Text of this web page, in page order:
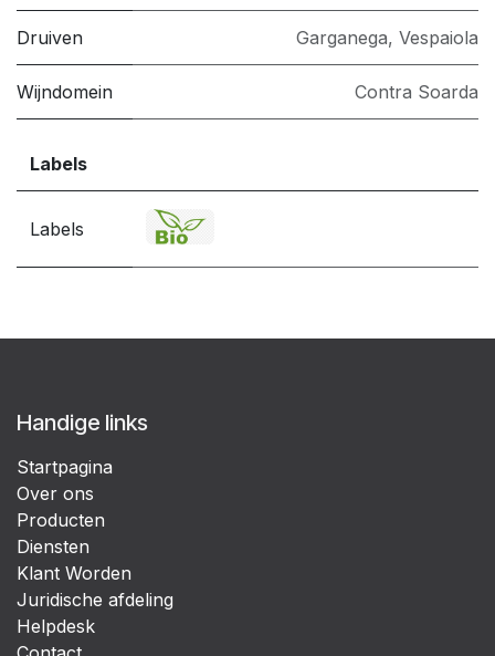
Druiven Garganega, Vespaiola
Wijndomein Contra Soarda
Labels
Labels
Handige links
Startpagina
Over ons
Producten
Diensten
Klant Worden
Juridische afdeling
Helpdesk